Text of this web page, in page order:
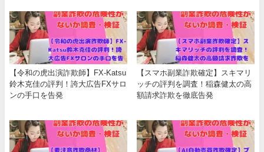
【令和の虎出演詐欺師】FX-Katsu
鈴木克佳の評判！誇大広告FXサロ
ンの手口を告発
【スマホ副業詐欺確定】スキマリ
ッチの評判を調査！稲森健太の高
額請求詐欺を徹底告発